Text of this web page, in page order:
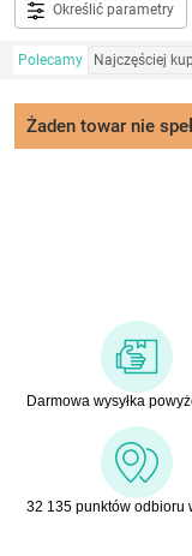
Określić parametry
Polecamy Najczęściej
Żaden towar nie
Darmowa wysyłka
32 135 punktów odbioru